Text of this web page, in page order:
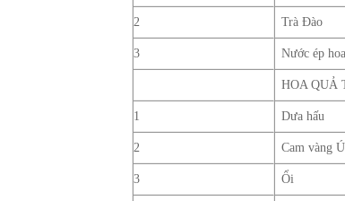
2 Trà Đào
3 Nước ép
HOA QUẢ
1 Dưa hấu
2 Cam vàng
3 Ổi